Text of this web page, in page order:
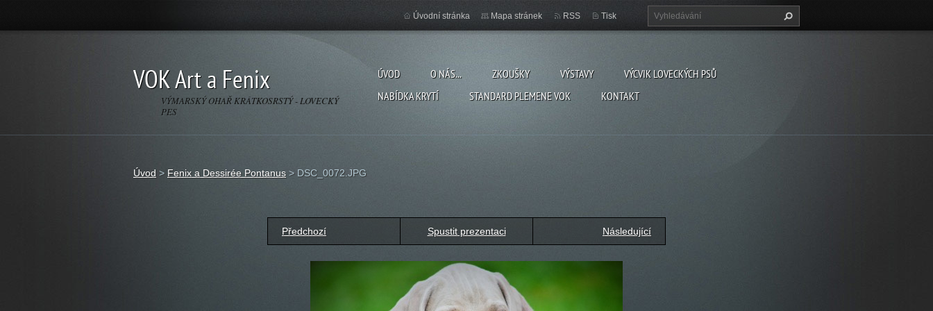
VOK Art a Fenix
VÝMARSKÝ OHAŘ KRÁTKOSRSTÝ - LOVECKÝ
PES
ÚVOD O NÁS... ZKOUŠKY VÝSTAVY
VÝCVIK LOVECKÝCH PSŮ
NABÍDKA KRYTÍ
STANDARD PLEMENE VOK KONTAKT
Úvodní stránka Mapa stránek RSS Tisk
Úvod > Fenix a Dessirée Pontanus > DSC_0072.JPG
Předchozí Spustit prezentaci Následující